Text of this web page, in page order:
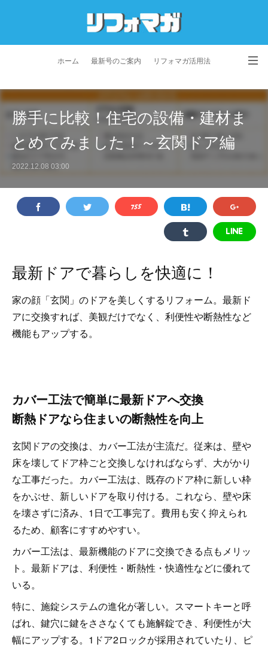
ホーム 最新号のご案内 リフォマガ活用法
お問い合わせ よくあるご質問 特定商取引法に基づく表記
プライバシーポリシー 利用規約 会社概要
勝手に比較！住宅の設備・建材ま
とめてみました！～玄関ドア編
2022.12.08 03:00
最新ドアで暮らしを快適に！
家の顔「玄関」のドアを美しくするリフォーム。最新ド
アに交換すれば、美観だけでなく、利便性や断熱性など
機能もアップする。
カバー工法で簡単に最新ドアへ交換
断熱ドアなら住まいの断熱性を向上
玄関ドアの交換は、カバー工法が主流だ。従来は、壁や
床を壊してドア枠ごと交換しなければならず、大がかり
な工事だった。カバー工法は、既存のドア枠に新しい枠
をかぶせ、新しいドアを取り付ける。これなら、壁や床
を壊さずに済み、1日で工事完了。費用も安く抑えられ
るため、顧客にすすめやすい。
カバー工法は、最新機能のドアに交換できる点もメリッ
ト。最新ドアは、利便性・断熱性・快適性などに優れて
いる。
特に、施錠システムの進化が著しい。スマートキーと呼
ばれ、鍵穴に鍵をささなくても施解錠でき、利便性が大
幅にアップする。1ドア2ロックが採用されていたり、ピ